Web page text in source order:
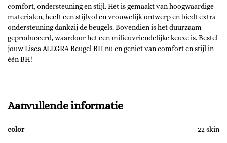
comfort, ondersteuning en stijl. Het is gemaakt van hoogwaardige
materialen, heeft een stijlvol en vrouwelijk ontwerp en biedt extra
ondersteuning dankzij de beugels. Bovendien is het duurzaam
geproduceerd, waardoor het een milieuvriendelijke keuze is. Bestel
jouw Lisca ALEGRA Beugel BH nu en geniet van comfort en stijl in
één BH!
Aanvullende informatie
color 22 skin